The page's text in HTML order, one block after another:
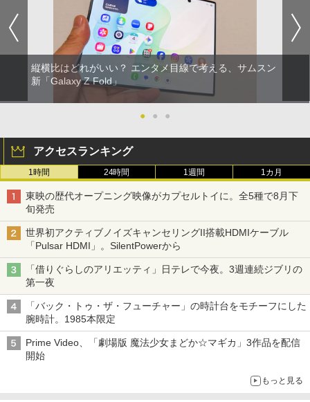
縦横比はどれがいい？ エンタメ目線で考える、サムスン
新「Galaxy Z Fold」
● ● ●
アクセスランキング
1時間 24時間 1週間 1カ月
東映の歴代オープニング映像がカプセルトイに。全5種で8月下
旬発売
世界初アクティブノイズキャンセリングII搭載HDMIケーブル
「Pulsar HDMI」。SilentPowerから
「借りぐらしのアリエッティ」日テレで今夜。3週連続ジブリの
第一夜
「バック・トゥ・ザ・フューチャー」の時計台をモチーフにした
腕時計。1985本限定
Prime Video、「劇場版 魔法少女まどか☆マギカ」3作品を配信
開始
もっと見る